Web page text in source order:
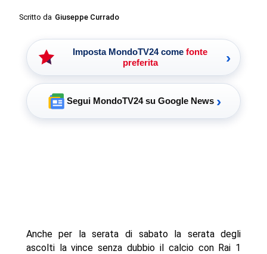
Scritto da Giuseppe Currado
Imposta MondoTV24 come fonte
preferita
›
Segui MondoTV24 su Google News ›
Anche per la serata di sabato la serata degli
ascolti la vince senza dubbio il calcio con Rai 1